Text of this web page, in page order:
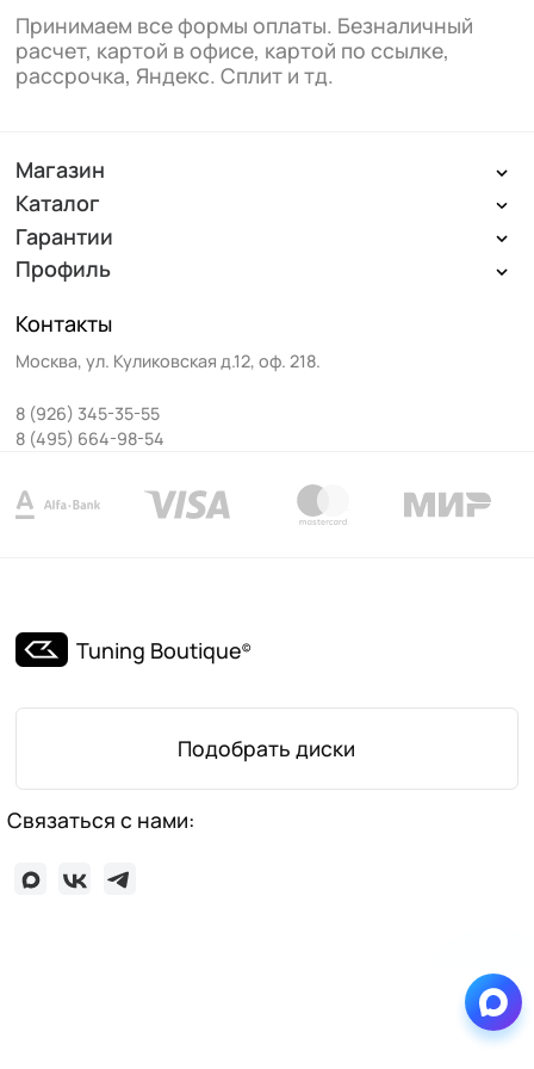
Принимаем все формы оплаты. Безналичный
расчет, картой в офисе, картой по ссылке,
рассрочка, Яндекс. Сплит и тд.
Магазин
Каталог
Гарантии
Профиль
Контакты
Москва, ул. Куликовская д.12, оф. 218.
8 (926) 345-35-55
8 (495) 664-98-54
Tuning Boutique©
Подобрать диски
Связаться с нами: